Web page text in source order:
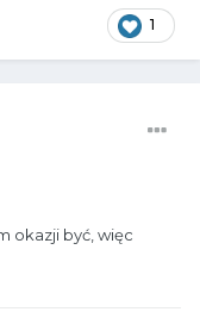
1
okazji być, więc